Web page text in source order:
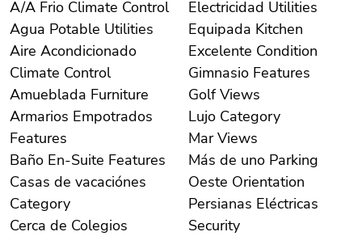
A/A Frio Climate Control
Agua Potable Utilities
Aire Acondicionado
Climate Control
Amueblada Furniture
Armarios Empotrados
Features
Baño En-Suite Features
Casas de vacaciónes
Category
Cerca de Colegios
Electricidad Utilities
Equipada Kitchen
Excelente Condition
Gimnasio Features
Golf Views
Lujo Category
Mar Views
Más de uno Parking
Oeste Orientation
Persianas Eléctricas
Security